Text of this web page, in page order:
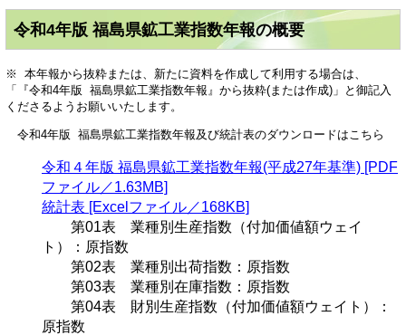
令和4年版 福島県鉱工業指数年報の概要
※ 本年報から抜粋または、新たに資料を作成して利用する場合は、
「『令和4年版 福島県鉱工業指数年報』から抜粋(または作成)」と御記入
くださるようお願いいたします。
令和4年版 福島県鉱工業指数年報及び統計表のダウンロードはこちら
令和４年版 福島県鉱工業指数年報(平成27年基準) [PDF
ファイル／1.63MB]
統計表 [Excelファイル／168KB]
第01表 業種別生産指数（付加価値額ウェイ
ト）：原指数
第02表 業種別出荷指数：原指数
第03表 業種別在庫指数：原指数
第04表 財別生産指数（付加価値額ウェイト）：
原指数